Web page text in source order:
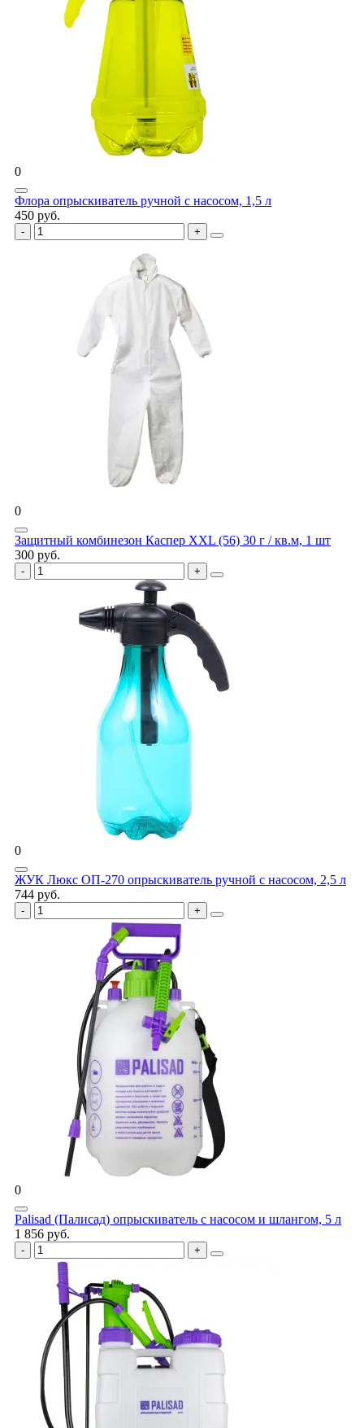
0
Флора опрыскиватель ручной с насосом, 1,5 л
450 руб.
0
Защитный комбинезон Каспер XXL (56) 30 г / кв.м, 1 шт
300 руб.
0
ЖУК Люкс ОП-270 опрыскиватель ручной с насосом, 2,5 л
744 руб.
0
Palisad (Палисад) опрыскиватель с насосом и шлангом, 5 л
1 856 руб.